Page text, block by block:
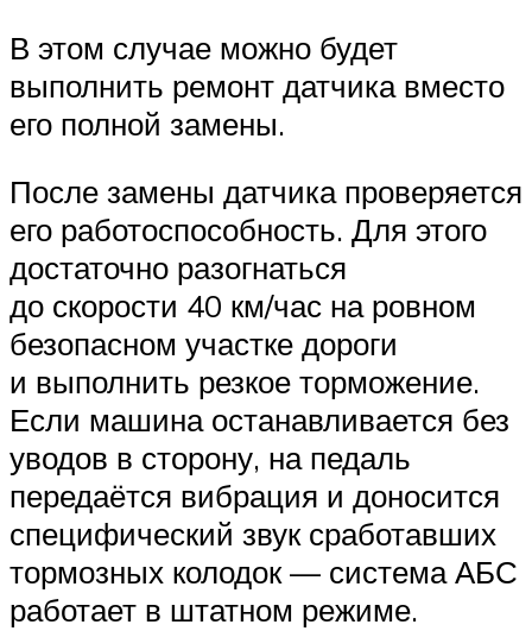
В этом случае можно будет
выполнить ремонт датчика вместо
его полной замены.
После замены датчика проверяется
его работоспособность. Для этого
достаточно разогнаться
до скорости 40 км/час на ровном
безопасном участке дороги
и выполнить резкое торможение.
Если машина останавливается без
уводов в сторону, на педаль
передаётся вибрация и доносится
специфический звук сработавших
тормозных колодок — система АБС
работает в штатном режиме.